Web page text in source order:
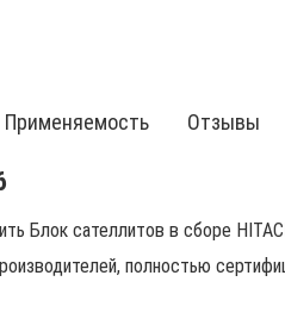
Применяемость Отзывы
Блок сателлитов в сборе
полностью